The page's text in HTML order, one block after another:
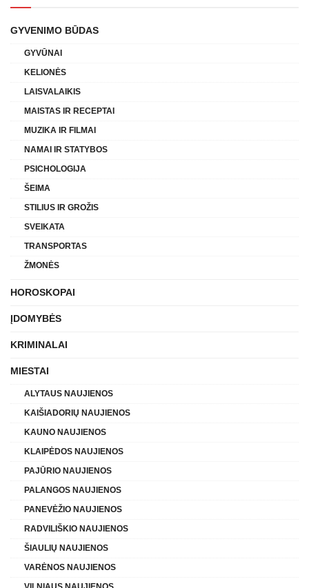
GYVENIMO BŪDAS
GYVŪNAI
KELIONĖS
LAISVALAIKIS
MAISTAS IR RECEPTAI
MUZIKA IR FILMAI
NAMAI IR STATYBOS
PSICHOLOGIJA
ŠEIMA
STILIUS IR GROŽIS
SVEIKATA
TRANSPORTAS
ŽMONĖS
HOROSKOPAI
ĮDOMYBĖS
KRIMINALAI
MIESTAI
ALYTAUS NAUJIENOS
KAIŠIADORIŲ NAUJIENOS
KAUNO NAUJIENOS
KLAIPĖDOS NAUJIENOS
PAJŪRIO NAUJIENOS
PALANGOS NAUJIENOS
PANEVĖŽIO NAUJIENOS
RADVILIŠKIO NAUJIENOS
ŠIAULIŲ NAUJIENOS
VARĖNOS NAUJIENOS